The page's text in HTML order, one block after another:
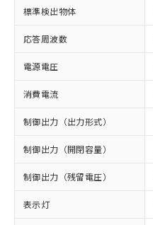
標準検出物体
応答周波数
電源電圧
消費電流
制御出力（出力形式）
制御出力（開閉容量）
制御出力（残留電圧）
表示灯